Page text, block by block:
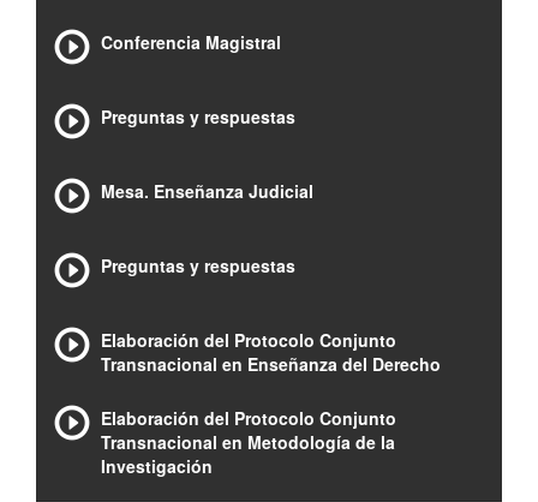
Conferencia Magistral
Preguntas y respuestas
Mesa. Enseñanza Judicial
Preguntas y respuestas
Elaboración del Protocolo Conjunto
Transnacional en Enseñanza del Derecho
Elaboración del Protocolo Conjunto
Transnacional en Metodología de la
Investigación